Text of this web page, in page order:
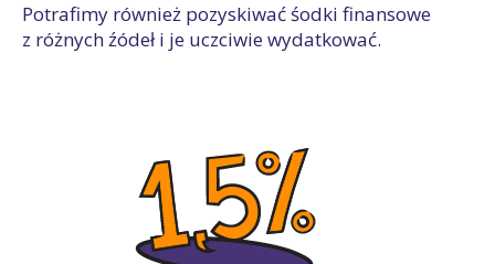
Potrafimy również pozyskiwać śodki finansowe
z różnych źódeł i je uczciwie wydatkować.